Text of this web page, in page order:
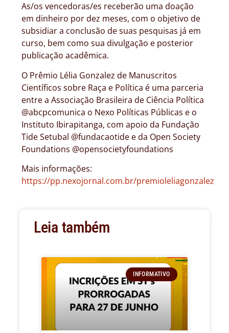
As/os vencedoras/es receberão uma doação
em dinheiro por dez meses, com o objetivo de
subsidiar a conclusão de suas pesquisas já em
curso, bem como sua divulgação e posterior
publicação acadêmica.
O Prêmio Lélia Gonzalez de Manuscritos
Científicos sobre Raça e Política é uma parceria
entre a Associação Brasileira de Ciência Política
@abcpcomunica o Nexo Políticas Públicas e o
Instituto Ibirapitanga, com apoio da Fundação
Tide Setubal @fundacaotide e da Open Society
Foundations @opensocietyfoundations
Mais informações:
https://pp.nexojornal.com.br/premioleliagonzalez
Leia também
INFORMATIVO